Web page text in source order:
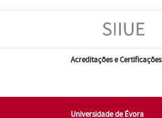
Acreditações e Certificações
Universidade de Évora